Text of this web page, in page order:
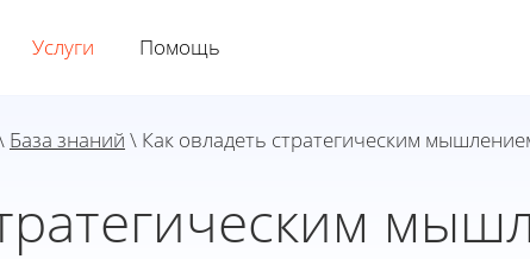
Услуги Помощь
База знаний \ Как овладеть стратегическим